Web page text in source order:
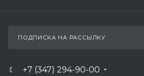
ПОДПИСКА НА РАССЫЛКУ
+7 (347) 294-90-00